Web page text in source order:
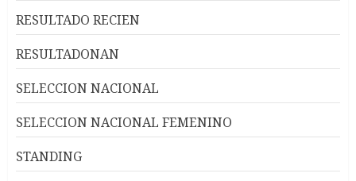
RESULTADO RECIEN
RESULTADONAN
SELECCION NACIONAL
SELECCION NACIONAL FEMENINO
STANDING